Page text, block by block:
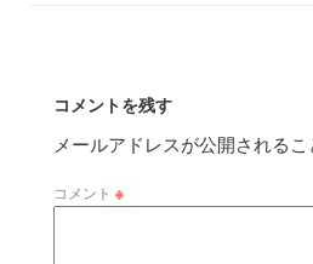
コメントを残す
メールアドレスが公開されるこ
コメント ※